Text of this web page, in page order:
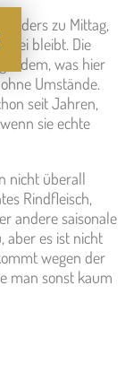
zu Mittag,
frei bleibt. Die
dem, was hier
Umstände.
seit Jahren,
sie echte
nicht überall
Rindfleisch,
andere saisonale
aber es ist nicht
wegen der
man sonst kaum